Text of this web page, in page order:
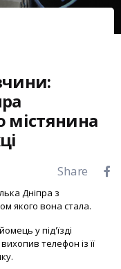
містянина
Share
Дніпра з
якого вона стала.
у під'їзді
телефон із її